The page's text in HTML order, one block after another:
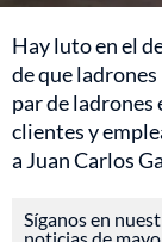
Hay luto en el
de que
par de ladrones
clientes y
a Juan Carlos
Síganos en
noticias de